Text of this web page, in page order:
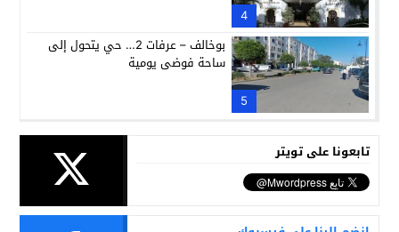
4
5
بوخالف – عرفات 2… حي يتحول إلى
ساحة فوضى يومية
تابعونا على تويتر